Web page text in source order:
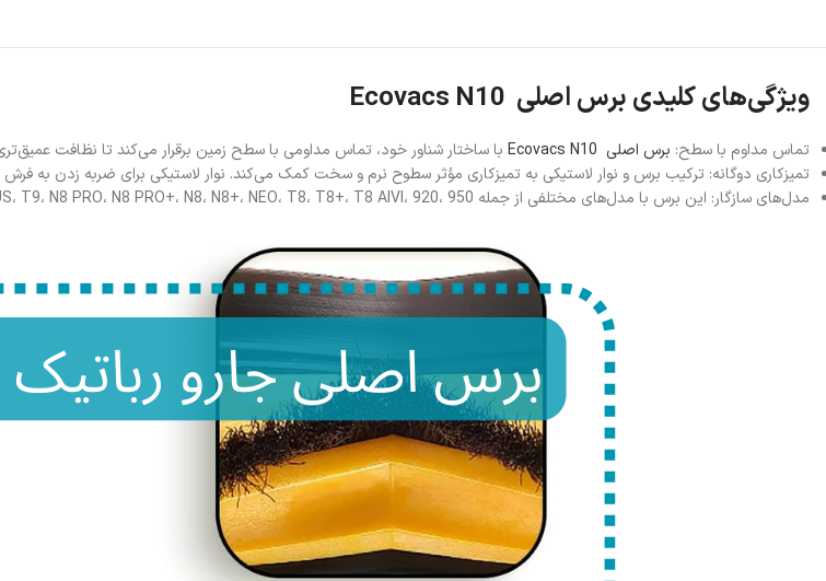
ویژگی‌های کلیدی برس اصلی Ecovacs N10
تماس مداوم با سطح: برس اصلی Ecovacs N10
با ساختار شناور خود، تماس مداومی با سطح زمین برقرار می‌کند تا نظافت
تمیزکاری دوگانه: ترکیب برس و نوار لاستیکی به تمیزکاری مؤثر سطوح نرم و سخت کمک می‌کند. نوار لاستیکی برای ضربه زدن به
مدل‌های سازگار: این برس با مدل‌های مختلفی از جمله DEEBOT N10، N10 PLUS، T20 OMNI، X1، T10 PLUS، T9، N8 PRO، N8 PRO+، N8، N8+، NEO، T8، T8+، T8 AIVI، 920، 950 و N7 سازگار است.